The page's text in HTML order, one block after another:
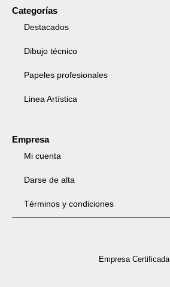
Categorías
Destacados
Dibujo técnico
Papeles profesionales
Linea Artística
Empresa
Mi cuenta
Darse de alta
Términos y condiciones
Empresa Certificada